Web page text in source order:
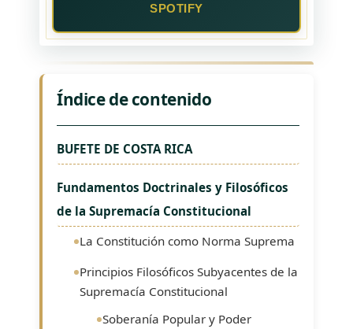
SPOTIFY
Índice de contenido
BUFETE DE COSTA RICA
Fundamentos Doctrinales y Filosóficos
de la Supremacía Constitucional
La Constitución como Norma Suprema
Principios Filosóficos Subyacentes de la
Supremacía Constitucional
Soberanía Popular y Poder